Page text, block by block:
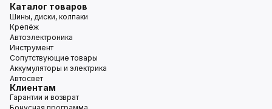
Каталог товаров
Шины, диски, колпаки
Крепёж
Автоэлектроника
Инструмент
Сопутствующие товары
Аккумуляторы и электрика
Автосвет
Клиентам
Гарантии и возврат